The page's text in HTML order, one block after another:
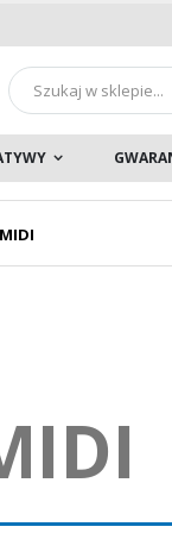
Szukaj
MIDI